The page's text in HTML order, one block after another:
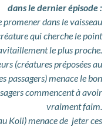
dans le dernier épisode :
dans le vaisseau
qui cherche le point
le plus proche.
(créatures préposées au
menace le bon
commencent à avoir
vraiment faim.
Koli) menace de jeter ces